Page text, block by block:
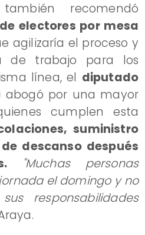
recomendó
electores por mesa
agilizaría el proceso y
de trabajo para los
línea, el diputado
abogó por una mayor
cumplen esta
suministro
descanso después
"Muchas personas
el domingo y no
responsabilidades